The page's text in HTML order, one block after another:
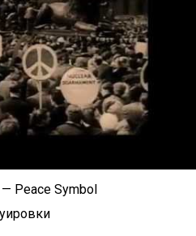
Peace Symbol